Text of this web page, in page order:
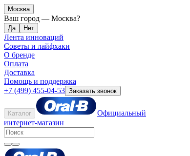
Москва
Ваш город — Москва?
Лента инноваций
Советы и лайфхаки
О бренде
Оплата
Доставка
Помощь и поддержка
+7 (499) 455-04-53 Заказать звонок
Каталог
Официальный
интернет-магазин